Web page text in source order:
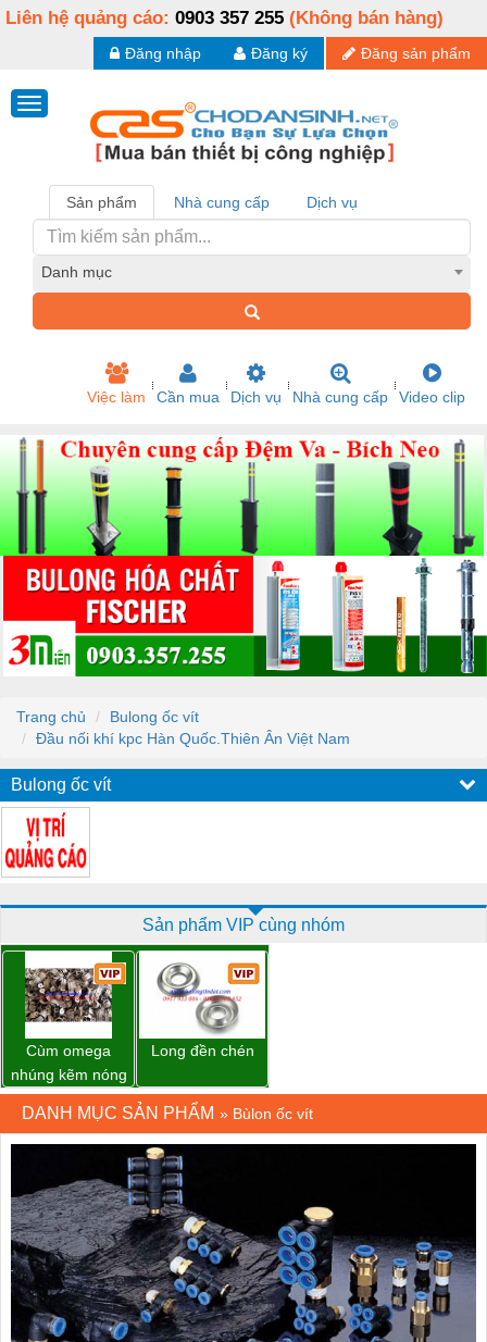
Liên hệ quảng cáo: 0903 357 255 (Không bán hàng)
Đăng sản phẩm
Đăng ký
Đăng nhập
Sản phẩm Nhà cung cấp Dịch vụ
Danh mục
Việc làm Cần mua Dịch vụ Nhà cung cấp Video clip
Trang chủ
Bulong ốc vít
Đầu nối khí kpc Hàn Quốc.Thiên Ân Việt Nam
Bulong ốc vít
Sản phẩm VIP cùng nhóm
Cùm omega
nhúng kẽm nóng
Long đền chén
DANH MỤC SẢN PHẨM » Bùlon ốc vít